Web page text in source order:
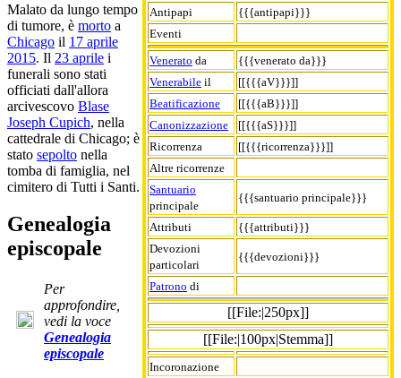
Antipapi
{{{antipapi}}}
Eventi
Venerato da
{{{venerato da}}}
Venerabile il
[[{{{aV}}}]]
Beatificazione
[[{{{aB}}}]]
Canonizzazione
[[{{{aS}}}]]
Ricorrenza
[[{{{ricorrenza}}}]]
Altre ricorrenze
Santuario
principale
{{{santuario principale}}}
Attributi
{{{attributi}}}
Devozioni
particolari
{{{devozioni}}}
Patrono di
[[File:|250px]]
[[File:|100px|Stemma]]
Incoronazione
Malato da lungo tempo
di tumore, è morto a
Chicago il 17 aprile
2015. Il 23 aprile i
funerali sono stati
officiati dall'allora
arcivescovo Blase
Joseph Cupich, nella
cattedrale di Chicago; è
stato sepolto nella
tomba di famiglia, nel
cimitero di Tutti i Santi.
Genealogia
episcopale
Per
approfondire,
vedi la voce
Genealogia
episcopale